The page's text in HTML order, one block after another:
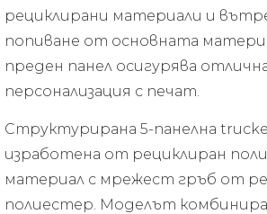
Структурирана 5-панелна
изработена от рециклиран
материал с мрежест гръб от
полиестер. Моделът
рециклирани материали и
попиване от основната
преден панел осигурява
персонализация с печат.